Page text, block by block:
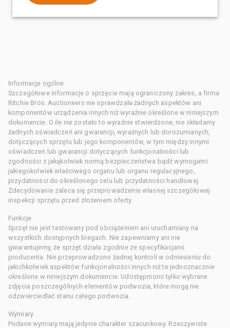
Informacje ogólne
Szczegółowe informacje o sprzęcie mają ograniczony zakres, a firma
Ritchie Bros. Auctioneers nie sprawdzała żadnych aspektów ani
komponentów urządzenia innych niż wyraźnie określone w niniejszym
dokumencie. O ile nie zostało to wyraźnie stwierdzone, nie składamy
żadnych oświadczeń ani gwarancji, wyraźnych lub dorozumianych,
dotyczących sprzętu lub jego komponentów, w tym między innymi
oświadczeń lub gwarancji dotyczących funkcjonalności lub
zgodności z jakąkolwiek normą bezpieczeństwa bądź wymogami
jakiegokolwiek właściwego organu lub organu regulacyjnego,
przydatności do określonego celu lub przydatności handlowej.
Zdecydowanie zaleca się przeprowadzenie własnej szczegółowej
inspekcji sprzętu przed złożeniem oferty.
Funkcje
Sprzęt nie jest testowany pod obciążeniem ani uruchamiany na
wszystkich dostępnych biegach. Nie zapewniamy ani nie
gwarantujemy, że sprzęt działa zgodnie ze specyfikacjami
producenta. Nie przeprowadzono żadnej kontroli w odniesieniu do
jakichkolwiek aspektów funkcjonalności innych niż te jednoznacznie
określone w niniejszym dokumencie. Udostępniono tylko wybrane
zdjęcia poszczególnych elementów podwozia, które mogą nie
odzwierciedlać stanu całego podwozia.
Wymiary
Podane wymiary mają jedynie charakter szacunkowy. Rzeczywiste